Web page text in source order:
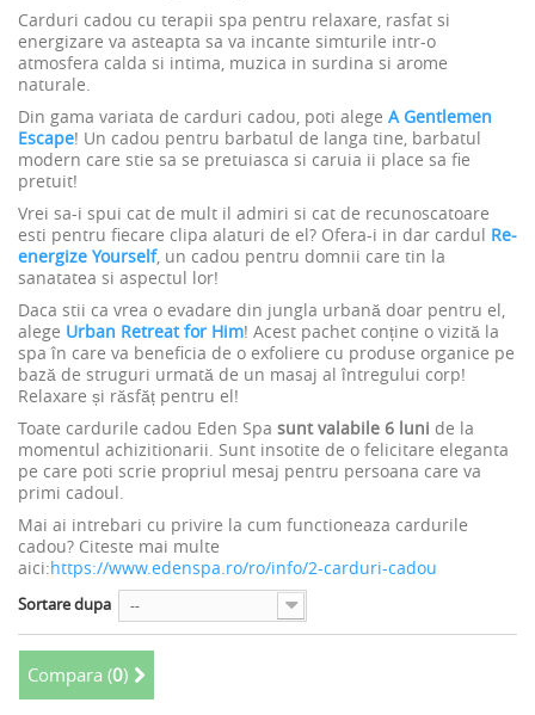
Carduri cadou cu terapii spa pentru relaxare, rasfat si
energizare va asteapta sa va incante simturile intr-o
atmosfera calda si intima, muzica in surdina si arome
naturale.
Din gama variata de carduri cadou, poti alege A Gentlemen
Escape! Un cadou pentru barbatul de langa tine, barbatul
modern care stie sa se pretuiasca si caruia ii place sa fie
pretuit!
Vrei sa-i spui cat de mult il admiri si cat de recunoscatoare
esti pentru fiecare clipa alaturi de el? Ofera-i in dar cardul Re-
energize Yourself, un cadou pentru domnii care tin la
sanatatea si aspectul lor!
Daca stii ca vrea o evadare din jungla urbană doar pentru el,
alege Urban Retreat for Him! Acest pachet conține o vizită la
spa în care va beneficia de o exfoliere cu produse organice pe
bază de struguri urmată de un masaj al întregului corp!
Relaxare și răsfăț pentru el!
Toate cardurile cadou Eden Spa sunt valabile 6 luni de la
momentul achizitionarii. Sunt insotite de o felicitare eleganta
pe care poti scrie propriul mesaj pentru persoana care va
primi cadoul.
Mai ai intrebari cu privire la cum functioneaza cardurile
cadou? Citeste mai multe
aici:https://www.edenspa.ro/ro/info/2-carduri-cadou
Sortare dupa --
Compara (0)